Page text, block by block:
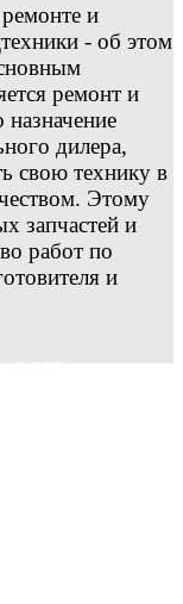
и
- об этом
ремонт и
дилера,
свою технику в
Этому
запчастей и
работ по
и